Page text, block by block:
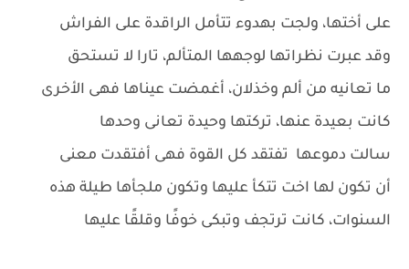
على أختها، ولجت بهدوء تتأمل الراقدة على الفراش
وقد عبرت نظراتها لوجهها المتألم، تارا لا تستحق
ما تعانيه من ألم وخذلان، أغمضت عيناها فهى الأخرى
كانت بعيدة عنها، تركتها وحيدة تعانى وحدها
سالت دموعها تفتقد كل القوة فهى أفتقدت معنى
أن تكون لها اخت تتكأ عليها وتكون ملجأها طيلة هذه
السنوات، كانت ترتجف وتبكى خوفًا وقلقًا عليها